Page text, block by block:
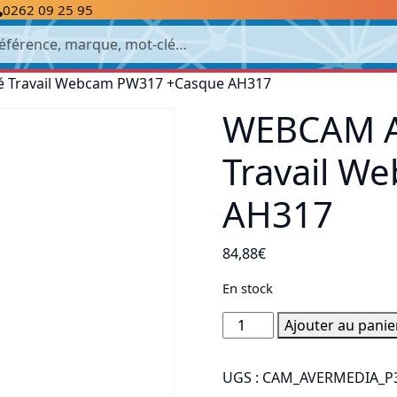
0262 09 25 95
Travail Webcam PW317 +Casque AH317
WEBCAM
Travail
AH317
84,88€
En stock
quantité
de
AVERMEDIA
Ajouter au
UGS :